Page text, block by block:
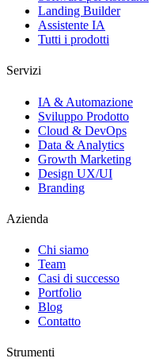
Landing Builder
Assistente IA
Tutti i prodotti
Servizi
IA & Automazione
Sviluppo Prodotto
Cloud & DevOps
Data & Analytics
Growth Marketing
Design UX/UI
Branding
Azienda
Chi siamo
Team
Casi di successo
Portfolio
Blog
Contatto
Strumenti